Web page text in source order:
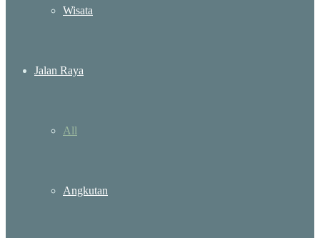
Wisata
Jalan Raya
All
Angkutan